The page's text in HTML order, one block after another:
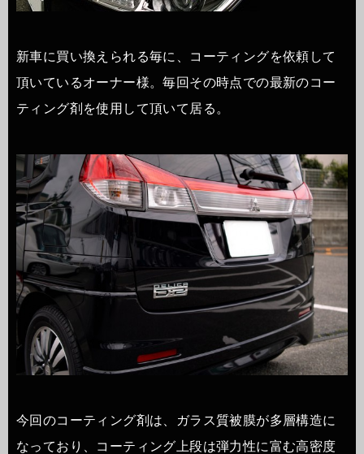
新車に買い換えられる毎に、コーティングを依頼して
頂いているオーナー様。毎回その時点での最新のコー
ティング剤を使用して頂いて居る。
今回のコーティング剤は、ガラス質被膜が多層構造に
なっており、コーティング上段は弾力性に富む高密度